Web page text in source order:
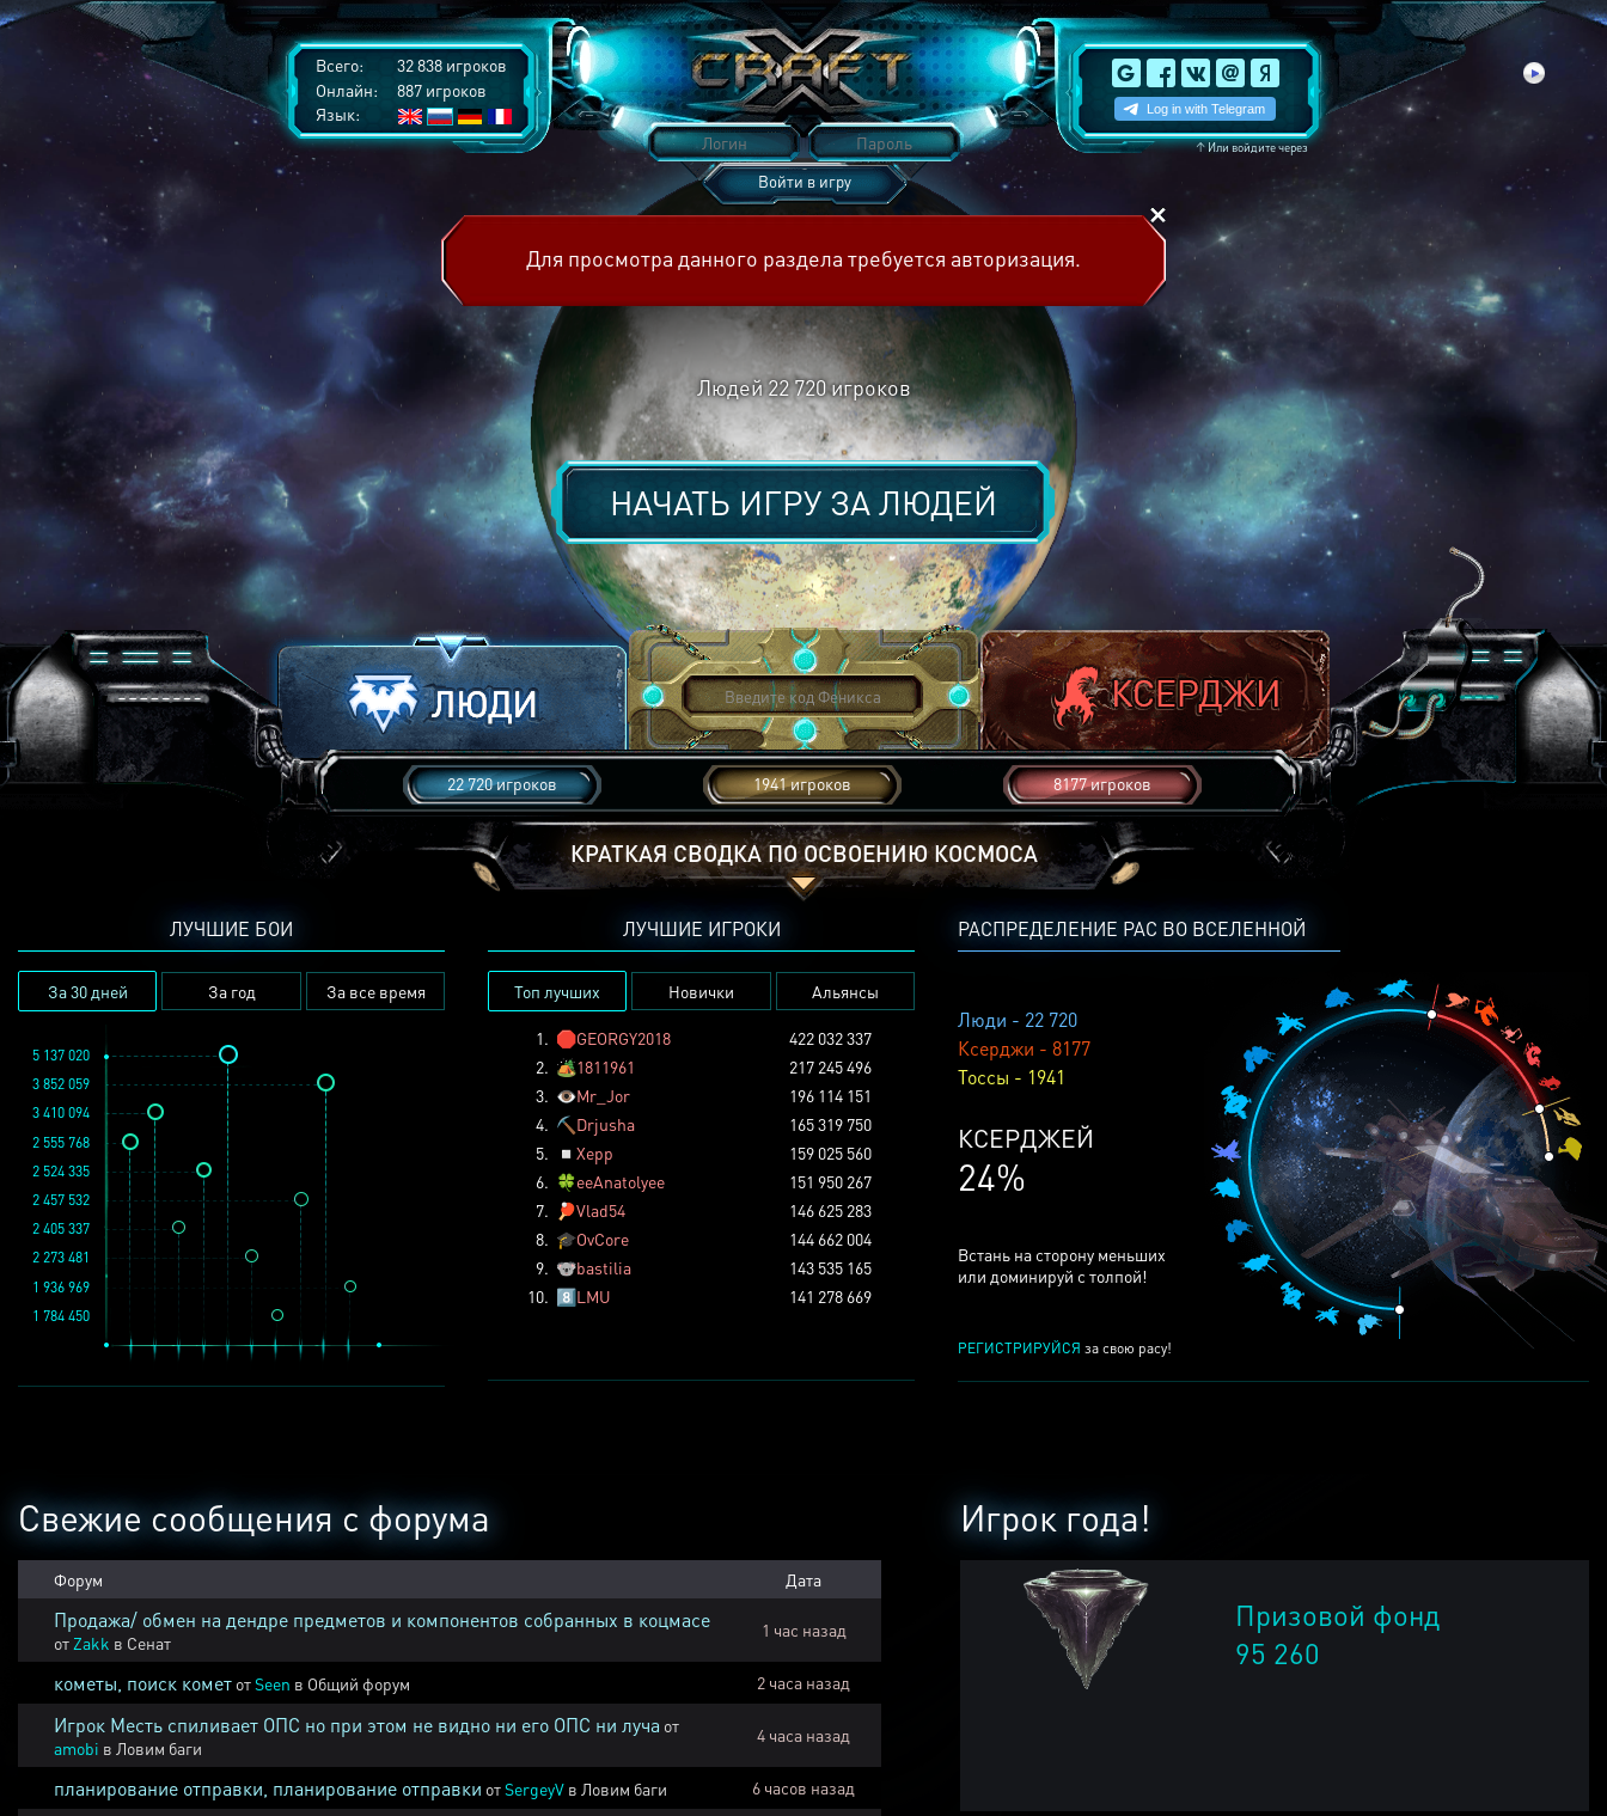
Всего:
32 838 игроков
Онлайн:
887 игроков
Язык:
↑Или войдите через
Войти в игру
Для просмотра данного раздела требуется авторизация.
Людей 22 720игроков
НАЧАТЬ ИГРУ ЗАЛЮДЕЙ
22 720 игроков 1941 игроков 8177 игроков
КРАТКАЯ СВОДКА ПО ОСВОЕНИЮ КОСМОСА
РАСПРЕДЕЛЕНИЕ РАС ВО ВСЕЛЕННОЙ
Люди - 22 720
Ксерджи - 8177
Тоссы - 1941
ТОССОВ
5%
Встань на сторону меньших
или доминируй с толпой!
РЕГИСТРИРУЙСЯ за свою расу!
ЛУЧШИЕ БОИ
За 30 дней За год За все время
1 936 969
3 852 059
2 457 532
1 784 450
2 273 481
5 137 020
2 524 335
2 405 337
3 410 094
2 555 768
ЛУЧШИЕ ИГРОКИ
Топ лучших Новички Альянсы
1. 🛑GEORGY2018
422 032 337
2. 🏕️1811961
217 245 496
3. 👁️Mr_Jor
196 114 151
4. ⛏️ Drjusha
165 319 750
5.
◽ Xepp
159 025 560
6. 🍀eeAnatolyee
151 950 267
7.
🏓Vlad54
146 625 283
8. 🎓OvCore
144 662 004
9. 🐨bastilia
143 535 165
10. 8️⃣LMU 141 278 669
Игрок года!
Призовой фонд
95 260
Свежие сообщения с форума
Форум Дата
Продажа/ обмен на дендре предметов и компонентов собранных в коцмасе
от Zakk в Сенат
1 час назад
кометы, поиск комет отSeen в Общий форум 2 часа назад
Игрок Месть спиливает ОПС но при этом не видно ни его ОПС ни луча от
amobi в Ловим баги
4 часа назад
планирование отправки, планирование отправки отSergeyV в Ловим баги 6 часов назад